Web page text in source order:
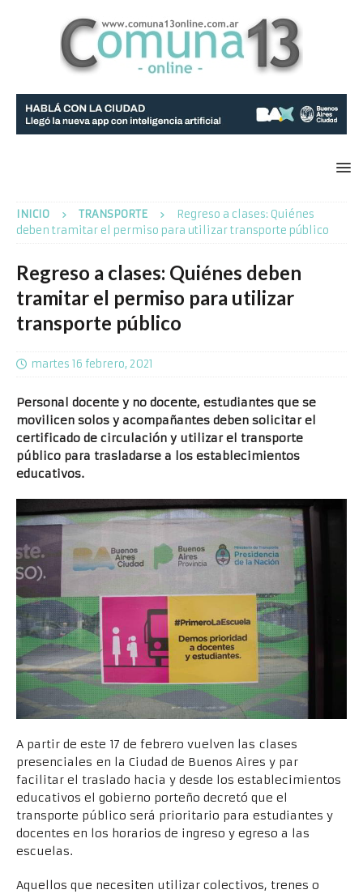
INICIO TRANSPORTE
Regreso a clases: Quiénes
deben tramitar el permiso para utilizar transporte público
Regreso a clases: Quiénes deben
tramitar el permiso para utilizar
transporte público
martes 16 febrero, 2021
Personal docente y no docente, estudiantes que se
movilicen solos y acompañantes deben solicitar el
certificado de circulación y utilizar el transporte
público para trasladarse a los establecimientos
educativos.
A partir de este 17 de febrero vuelven las clases
presenciales en la Ciudad de Buenos Aires y par
facilitar el traslado hacia y desde los establecimientos
educativos el gobierno porteño decretó que el
transporte público será prioritario para estudiantes y
docentes en los horarios de ingreso y egreso a las
escuelas.
Aquellos que necesiten utilizar colectivos, trenes o